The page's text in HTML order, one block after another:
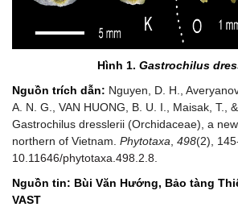
Hình 1. Gastrochilus
Nguồn trích dẫn: Nguyen, D. H.,
A. N. G., VAN HUONG, B. U. I., Maisak, T.,
Gastrochilus dresslerii (Orchidaceae), a
northern of Vietnam. Phytotaxa 498(2),
10.11646/phytotaxa.498.2.8.
Nguồn tin: Bùi Văn Hướng, Bảo tàng
VAST